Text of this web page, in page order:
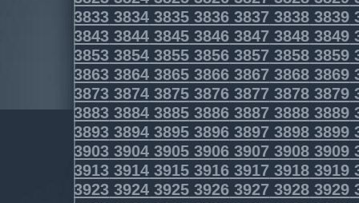
3833 3834 3835 3836 3837 3838 3839
3843 3844 3845 3846 3847 3848 3849
3853 3854 3855 3856 3857 3858 3859
3863 3864 3865 3866 3867 3868 3869
3873 3874 3875 3876 3877 3878 3879
3883 3884 3885 3886 3887 3888 3889
3893 3894 3895 3896 3897 3898 3899
3903 3904 3905 3906 3907 3908 3909
3913 3914 3915 3916 3917 3918 3919
3923 3924 3925 3926 3927 3928 3929